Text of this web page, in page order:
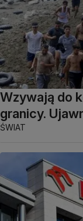
Wzywają do
granicy.
ŚWIAT